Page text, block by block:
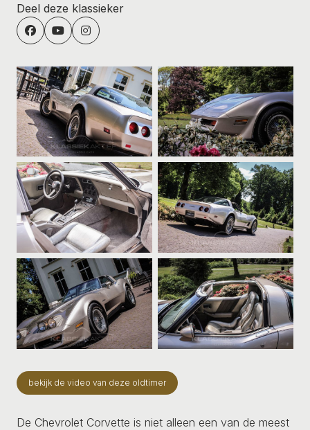
Deel deze klassieker
bekijk de video van deze oldtimer
De Chevrolet Corvette is niet alleen een van de meest